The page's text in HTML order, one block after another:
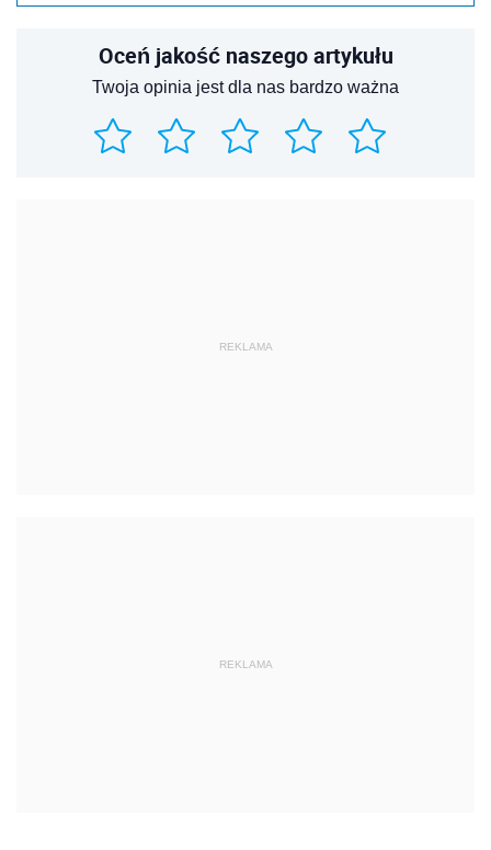
Oceń jakość naszego artykułu
Twoja opinia jest dla nas bardzo ważna
REKLAMA
REKLAMA